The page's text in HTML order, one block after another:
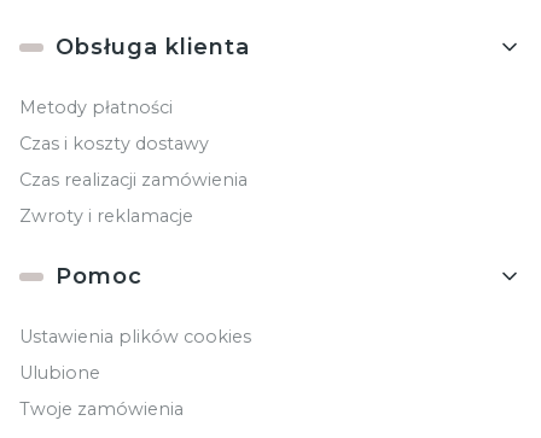
Obsługa klienta
Metody płatności
Czas i koszty dostawy
Czas realizacji zamówienia
Zwroty i reklamacje
Pomoc
Ustawienia plików cookies
Ulubione
Twoje zamówienia